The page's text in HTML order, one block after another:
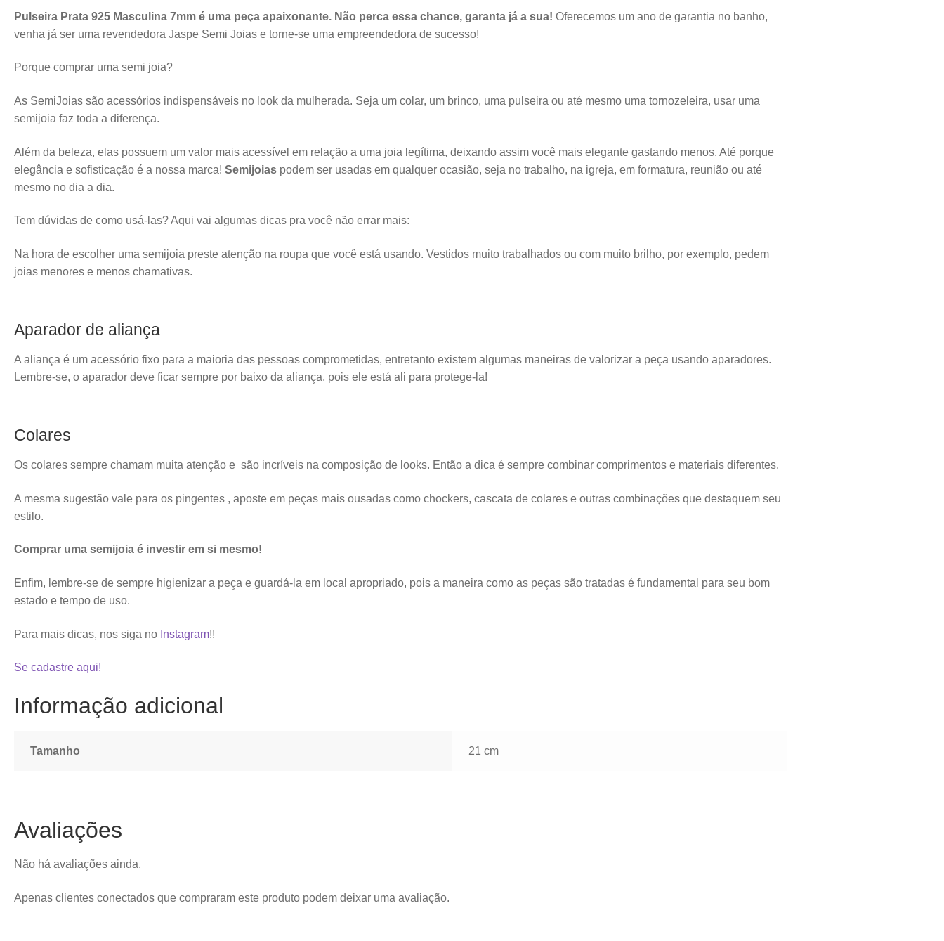
Pulseira Prata 925 Masculina 7mm é uma peça apaixonante. Não perca essa chance, garanta já a sua! Oferecemos um ano de garantia no banho,
venha já ser uma revendedora Jaspe Semi Joias e torne-se uma empreendedora de sucesso!
Porque comprar uma semi joia?
As SemiJoias são acessórios indispensáveis no look da mulherada. Seja um colar, um brinco, uma pulseira ou até mesmo uma tornozeleira, usar uma
semijoia faz toda a diferença.
Além da beleza, elas possuem um valor mais acessível em relação a uma joia legítima, deixando assim você mais elegante gastando menos. Até porque
elegância e sofisticação é a nossa marca! Semijoias podem ser usadas em qualquer ocasião, seja no trabalho, na igreja, em formatura, reunião ou até
mesmo no dia a dia.
Tem dúvidas de como usá-las? Aqui vai algumas dicas pra você não errar mais:
Na hora de escolher uma semijoia preste atenção na roupa que você está usando. Vestidos muito trabalhados ou com muito brilho, por exemplo, pedem
joias menores e menos chamativas.
Aparador de aliança
A aliança é um acessório fixo para a maioria das pessoas comprometidas, entretanto existem algumas maneiras de valorizar a peça usando aparadores.
Lembre-se, o aparador deve ficar sempre por baixo da aliança, pois ele está ali para protege-la!
Colares
Os colares sempre chamam muita atenção e são incríveis na composição de looks. Então a dica é sempre combinar comprimentos e materiais diferentes.
A mesma sugestão vale para os pingentes , aposte em peças mais ousadas como chockers, cascata de colares e outras combinações que destaquem seu
estilo.
Comprar uma semijoia é investir em si mesmo!
Enfim, lembre-se de sempre higienizar a peça e guardá-la em local apropriado, pois a maneira como as peças são tratadas é fundamental para seu bom
estado e tempo de uso.
Para mais dicas, nos siga no Instagram!!
Se cadastre aqui!
Informação adicional
Tamanho 21 cm
Avaliações
Não há avaliações ainda.
Apenas clientes conectados que compraram este produto podem deixar uma avaliação.